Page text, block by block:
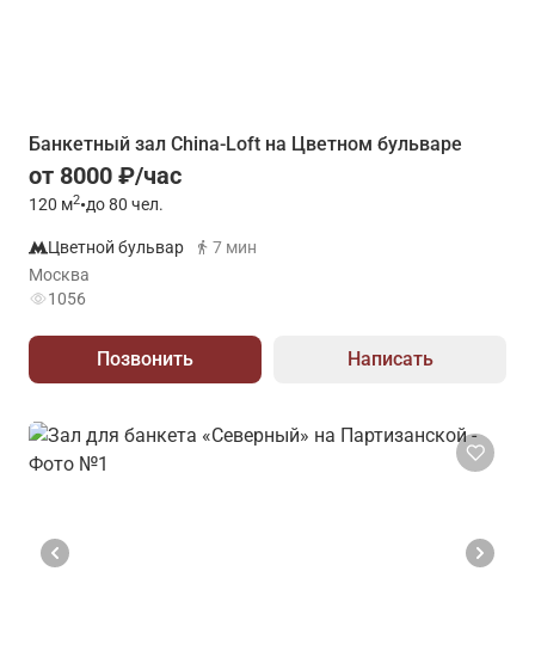
Банкетный зал China-Loft на Цветном бульваре
от 8000 ₽/час
120 м2•до 80 чел.
Цветной бульвар
7 мин
Москва
1056
Позвонить Написать